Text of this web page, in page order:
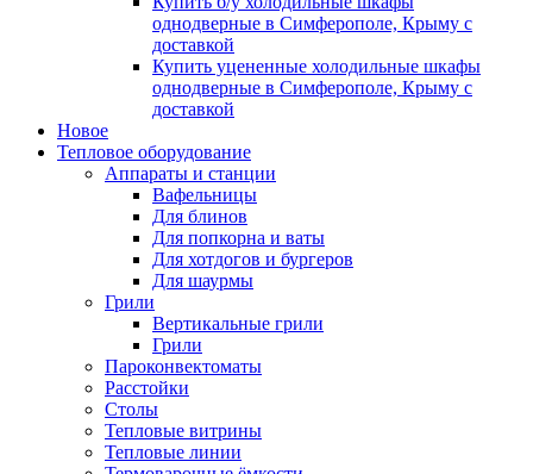
однодверные в Симферополе, Крыму с
доставкой
Купить уцененные холодильные шкафы
однодверные в Симферополе, Крыму с
доставкой
Новое
Тепловое оборудование
Аппараты и станции
Вафельницы
Для блинов
Для попкорна и ваты
Для хотдогов и бургеров
Для шаурмы
Грили
Вертикальные грили
Грили
Пароконвектоматы
Расстойки
Столы
Тепловые витрины
Тепловые линии